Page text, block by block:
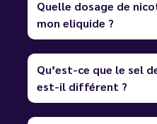
Quelle dosage de
mon eliquide ?
Qu’est-ce que le sel
est-il différent ?